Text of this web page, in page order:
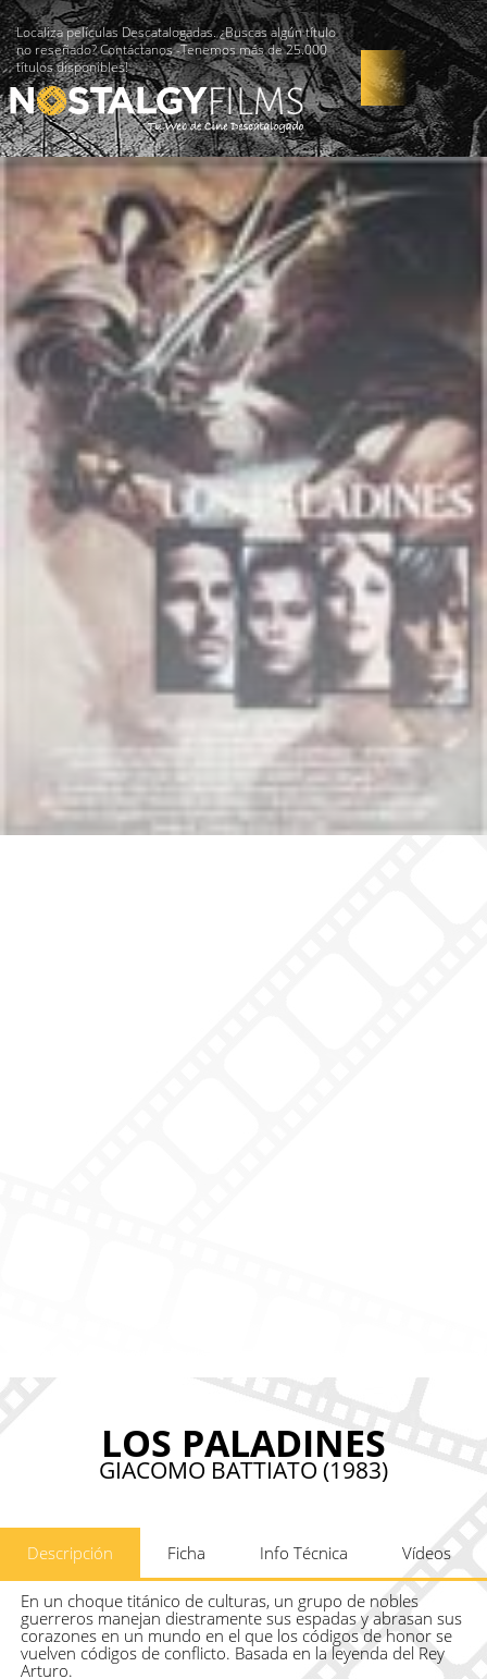
Localiza películas Descatalogadas. ¿Buscas algún título
no reseñado? Contáctanos -Tenemos más de 25.000
títulos disponibles!
LOS PALADINES
GIACOMO BATTIATO (1983)
Descripción Ficha Info Técnica Vídeos
En un choque titánico de culturas, un grupo de nobles
guerreros manejan diestramente sus espadas y abrasan sus
corazones en un mundo en el que los códigos de honor se
vuelven códigos de conflicto. Basada en la leyenda del Rey
Arturo.